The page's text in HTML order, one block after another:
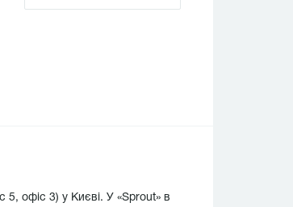
офіс 3) у Києві. У «Sprout» в